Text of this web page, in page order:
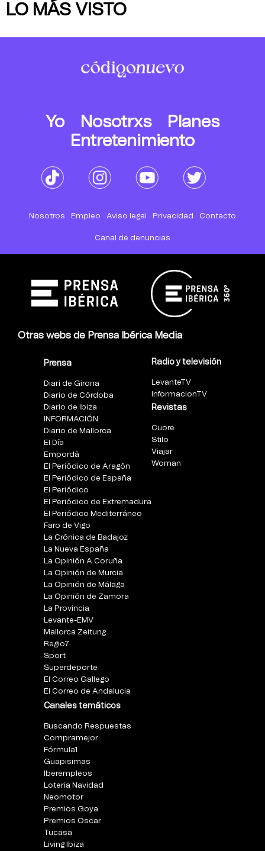
LO MÁS VISTO
Yo Nosotrxs
Planes
Entretenimiento
Nosotros Empleo Aviso legal Privacidad Contacto
Canal de denuncias
Otras webs de Prensa Ibérica Media
Prensa
Diari de Girona
Diario de Córdoba
Diario de Ibiza
INFORMACIÓN
Diario de Mallorca
El Día
Empordà
El Periódico de Aragón
El Periódico de España
El Periódico
El Periódico de Extremadura
El Periódico Mediterráneo
Faro de Vigo
La Crónica de Badajoz
La Nueva España
La Opinión A Coruña
La Opinión de Murcia
La Opinión de Málaga
La Opinión de Zamora
La Provincia
Levante-EMV
Mallorca Zeitung
Regio7
Sport
Superdeporte
El Correo Gallego
El Correo de Andalucia
Canales temáticos
Buscando Respuestas
Compramejor
Fórmula1
Guapisimas
Iberempleos
Loteria Navidad
Neomotor
Premios Goya
Premios Oscar
Tucasa
Living Ibiza
Radio y televisión
LevanteTV
InformacionTV
Revistas
Cuore
Stilo
Viajar
Woman